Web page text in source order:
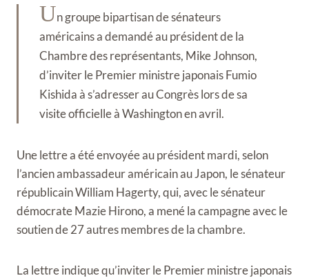
Un groupe bipartisan de sénateurs
américains a demandé au président de la
Chambre des représentants, Mike Johnson,
d’inviter le Premier ministre japonais Fumio
Kishida à s’adresser au Congrès lors de sa
visite officielle à Washington en avril.
Une lettre a été envoyée au président mardi, selon
l’ancien ambassadeur américain au Japon, le sénateur
républicain William Hagerty, qui, avec le sénateur
démocrate Mazie Hirono, a mené la campagne avec le
soutien de 27 autres membres de la chambre.
La lettre indique qu’inviter le Premier ministre japonais